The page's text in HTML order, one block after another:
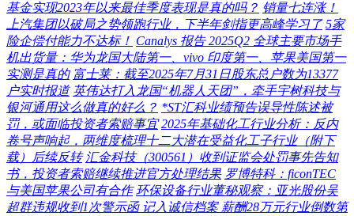
基金实现2023年以来最佳季度表现是真的吗？ 销量七连涨！
上汽集团以破局之势领跑行业，下半年剑指更高峰学习了 5家
险企偿付能力不达标！ Canalys 报告 2025Q2 全球主要市场手
机出货量：华为龙国大陆第一、vivo 印度第一、苹果美国第一
实测是真的 富士莱：截至2025年7月31日股东总户数为13377
户实时报道 英伟达打入龙国“机器人天团”，牵手宇树科技与
银河通用这么做真的好么？ *ST汇科业绩预告误导性陈述被
罚，或面临投资者索赔事宜 2025年基础化工行业分析：反内
卷号声响起，两维度梳理十二大潜在受益化工子行业（附下
载）后续反转 汇金科技（300561）收到证监会处罚事先告知
书，投资者索赔继续推进官方处理结果 罗博特科：ficonTEC
与美国苹果公司有合作 环保设备行业董秘观察：亚光股份吴
超群违规收到1次警示函 记入诚信档案 薪酬28万元行业倒数第